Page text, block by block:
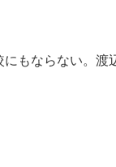
にもならない。渡